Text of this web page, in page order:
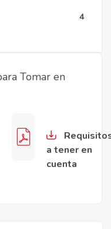
4
Tomar en
a tener en
cuenta